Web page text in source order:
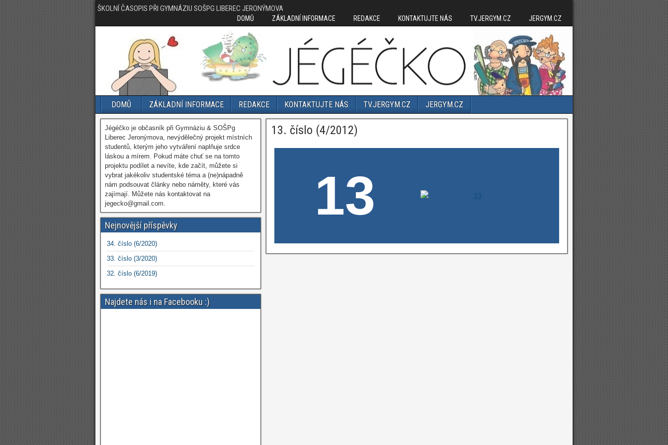
ŠKOLNÍ ČASOPIS PŘI GYMNÁZIU SOŠPG LIBEREC JERONÝMOVA
DOMŮ ZÁKLADNÍ INFORMACE REDAKCE KONTAKTUJTE NÁS TV.JERGYM.CZ JERGYM.CZ
DOMŮ ZÁKLADNÍ INFORMACE REDAKCE KONTAKTUJTE NÁS TV.JERGYM.CZ JERGYM.CZ
13. číslo (4/2012)
13
Jégéčko je občasník při Gymnáziu & SOŠPg
Liberec Jeronýmova, nevýdělečný projekt místních
studentů, kterým jeho vytváření naplňuje srdce
láskou a mírem. Pokud máte chuť se na tomto
projektu podílet a nevíte, kde začít, můžete si
vybrat jakékoliv studentské téma a (ne)nápadně
nám podsouvat články nebo náměty, které vás
zajímají. Můžete nás kontaktovat na
jegecko@gmail.com.
Nejnovější příspěvky
34. číslo (6/2020)
33. číslo (3/2020)
32. číslo (6/2019)
Najdete nás i na Facebooku :)